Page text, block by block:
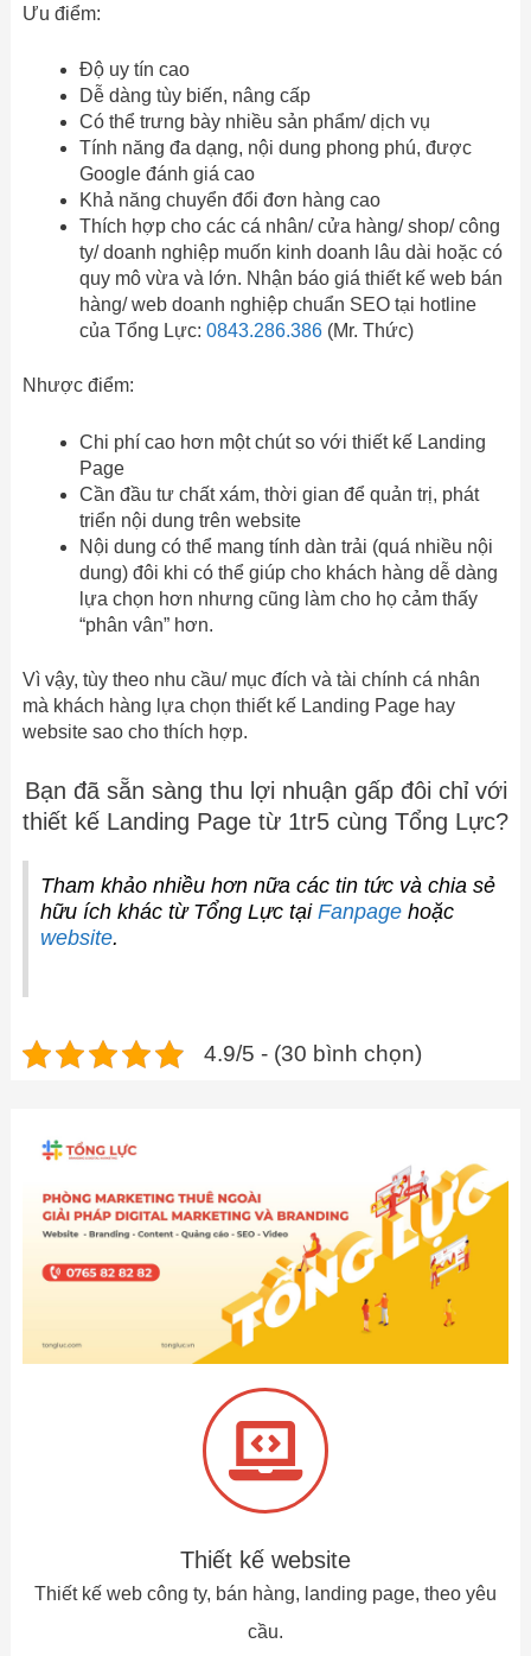
Ưu điểm:
Độ uy tín cao
Dễ dàng tùy biến, nâng cấp
Có thể trưng bày nhiều sản phẩm/ dịch vụ
Tính năng đa dạng, nội dung phong phú, được
Google đánh giá cao
Khả năng chuyển đổi đơn hàng cao
Thích hợp cho các cá nhân/ cửa hàng/ shop/ công
ty/ doanh nghiệp muốn kinh doanh lâu dài hoặc có
quy mô vừa và lớn. Nhận báo giá thiết kế web bán
hàng/ web doanh nghiệp chuẩn SEO tại hotline
của Tổng Lực: 0843.286.386(Mr. Thức)
Nhược điểm:
Chi phí cao hơn một chút so với thiết kế Landing
Page
Cần đầu tư chất xám, thời gian để quản trị, phát
triển nội dung trên website
Nội dung có thể mang tính dàn trải (quá nhiều nội
dung) đôi khi có thể giúp cho khách hàng dễ dàng
lựa chọn hơn nhưng cũng làm cho họ cảm thấy
“phân vân” hơn.
Vì vậy, tùy theo nhu cầu/ mục đích và tài chính cá nhân
mà khách hàng lựa chọn thiết kế Landing Page hay
website sao cho thích hợp.
Bạn đã sẵn sàng thu lợi nhuận gấp đôi chỉ với
thiết kế Landing Page từ 1tr5 cùng Tổng Lực?
Tham khảo nhiều hơn nữa các tin tức và chia sẻ
hữu ích khác từ Tổng Lực tạiFanpagehoặc
website.
4.9/5 - (30 bình chọn)
Thiết kế website
Thiết kế web công ty, bán hàng, landing page, theo yêu
cầu.